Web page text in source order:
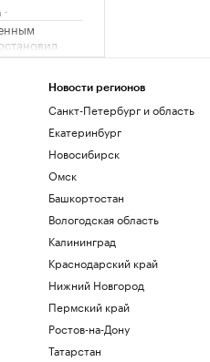
Новости регионов
Санкт-Петербург и область
Екатеринбург
Новосибирск
Омск
Башкортостан
Вологодская область
Калининград
Краснодарский край
Нижний Новгород
Пермский край
Ростов-на-Дону
Татарстан